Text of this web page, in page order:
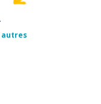
autres